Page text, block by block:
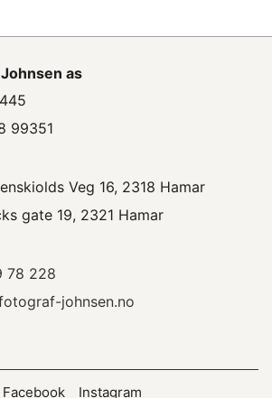
as
99351
Veg 16, 2318 Hamar
gate 19, 2321 Hamar
78 228
johnsen.no
Facebook Instagram